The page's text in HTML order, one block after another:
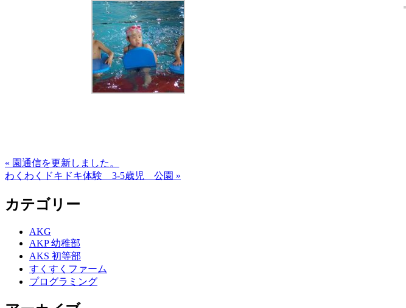
« 園通信を更新しました。
わくわくドキドキ体験 3-5歳児 公園 »
カテゴリー
AKG
AKP 幼稚部
AKS 初等部
すくすくファーム
プログラミング